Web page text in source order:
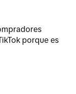
porque es